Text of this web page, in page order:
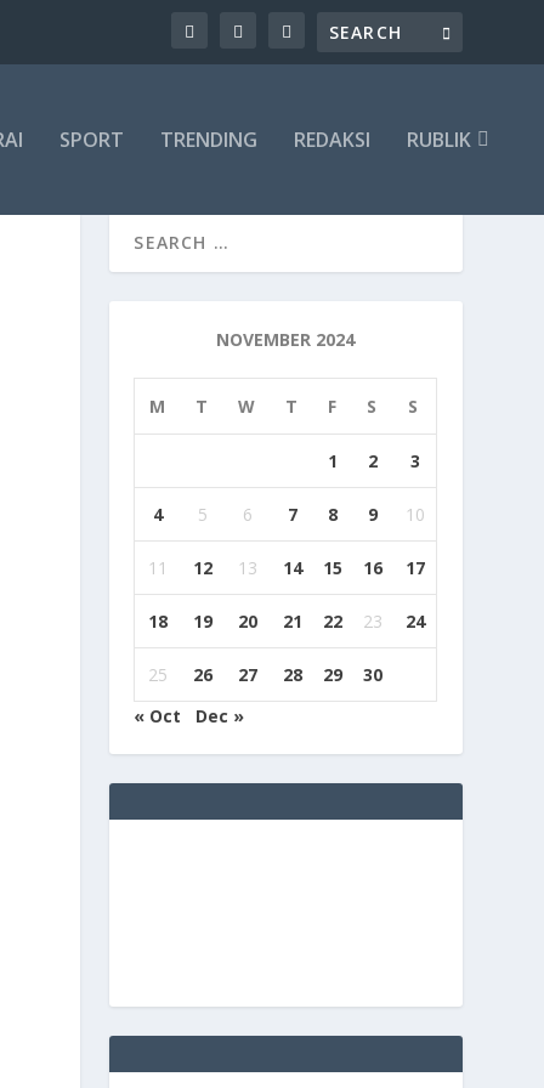
SPORT TRENDING REDAKSI RUBLIK
NOVEMBER 2024
M T W T F S S
1 2 3
4 5 6 7 8 9 10
11 12 13 14 15 16 17
18 19 20 21 22 23 24
25 26 27 28 29
30
« Oct
Dec »